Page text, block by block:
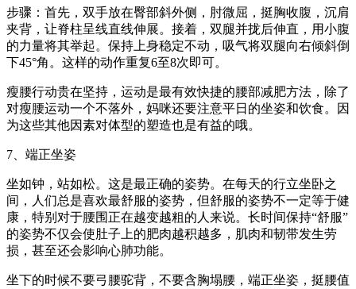
步骤：首先，双手放在臀部斜外侧，肘微屈，挺胸收腹，沉肩
夹背，让脊柱呈线直线伸展。接着，双腿并拢后伸直，用小腹
的力量将其举起。保持上身稳定不动，吸气将双腿向右倾斜倒
下45°角。这样的动作重复6至8次即可。
瘦腰行动贵在坚持，运动是最有效快捷的腰部减肥方法，除了
对瘦腰运动一个不落外，妈咪还要注意平日的坐姿和饮食。因
为这些其他因素对体型的塑造也是有益的哦。
7、端正坐姿
坐如钟，站如松。这是最正确的姿势。在每天的行立坐卧之
间，人们总是喜欢最舒服的姿势，但舒服的姿势不一定等于健
康，特别对于腰围正在越变越粗的人来说。长时间保持“舒服”
的姿势不仅会使肚子上的肥肉越积越多，肌肉和韧带发生劳
损，甚至还会影响心肺功能。
坐下的时候不要弓腰驼背，不要含胸塌腰，端正坐姿，挺腰值